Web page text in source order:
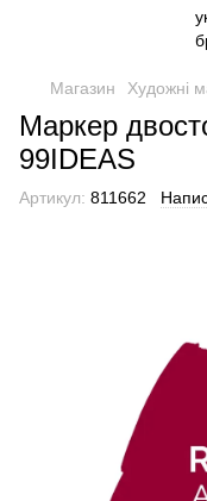
Магазин Художні
Маркер
99IDEAS
Артикул: 811662